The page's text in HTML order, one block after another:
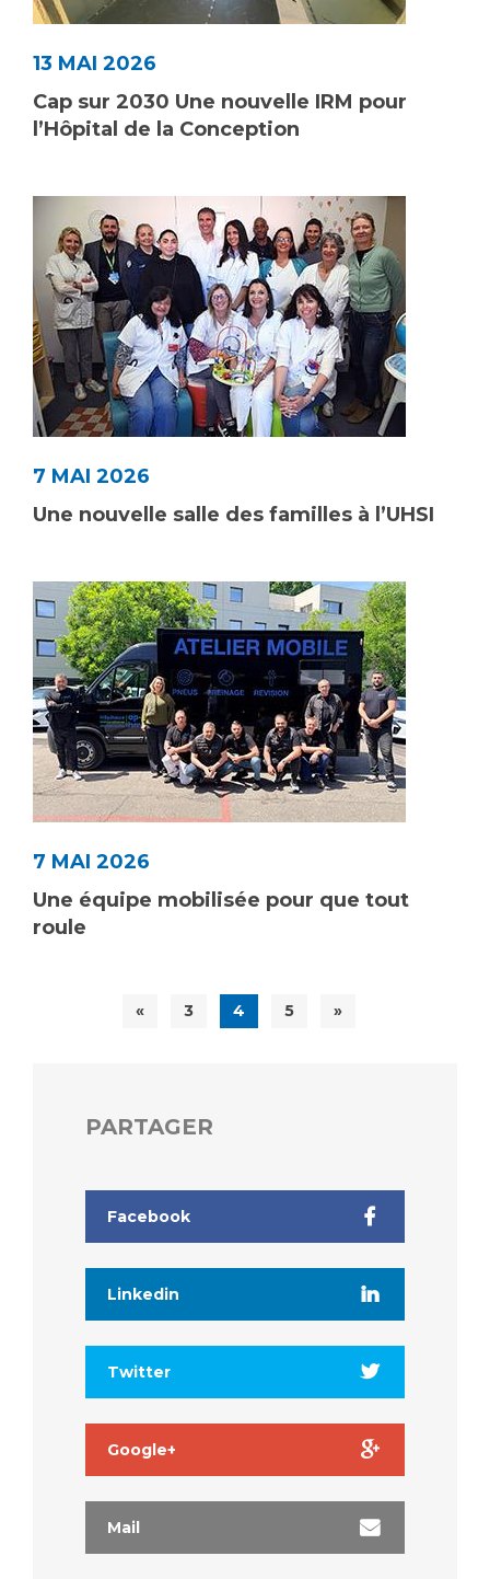
Nos indicateurs qualité et de sécurité des soins
Protection des données
Sécurité
Les recherches en santé à l’AP-HM
Lieu de santé sans tabac
Liste des marchés conclus
13 MAI 2026
Cap sur 2030 Une nouvelle IRM pour
l’Hôpital de la Conception
7 MAI 2026
Une nouvelle salle des familles à l’UHSI
7 MAI 2026
Une équipe mobilisée pour que tout
roule
« 3 4 5 »
PARTAGER
Facebook
Linkedin
Twitter
Google+
Mail